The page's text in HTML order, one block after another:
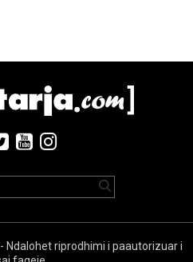
Ndalohet riprodhimi i paautorizuar i